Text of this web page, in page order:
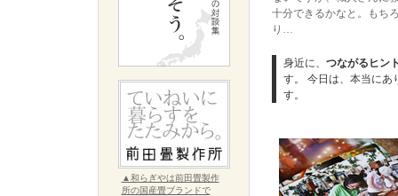
▲和らぎやは前田畳製作
所の国産畳ブランドで
十分できるかなと。もち
り…
身近に、 つながるヒン
す。 今日は、本当にあ
す。